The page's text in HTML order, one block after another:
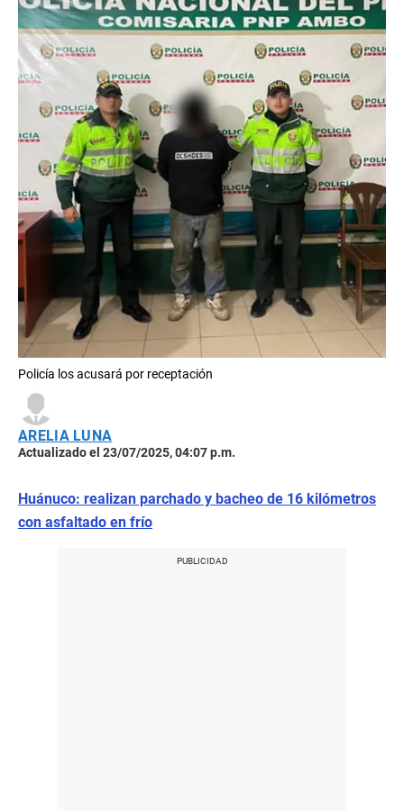
Policía los acusará por receptación
ARELIA LUNA
Actualizado el 23/07/2025, 04:07 p.m.
Huánuco: realizan parchado y bacheo de 16 kilómetros
con asfaltado en frío